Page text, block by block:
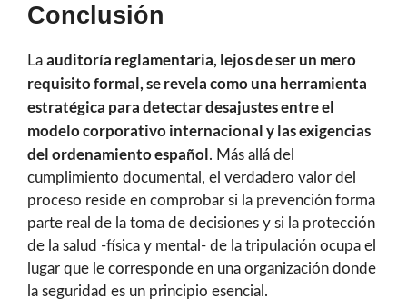
Conclusión
La auditoría reglamentaria, lejos de ser un mero
requisito formal, se revela como una herramienta
estratégica para detectar desajustes entre el
modelo corporativo internacional y las exigencias
del ordenamiento español. Más allá del
cumplimiento documental, el verdadero valor del
proceso reside en comprobar si la prevención forma
parte real de la toma de decisiones y si la protección
de la salud -física y mental- de la tripulación ocupa el
lugar que le corresponde en una organización donde
la seguridad es un principio esencial.